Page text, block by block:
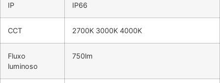
IP IP66
CCT 2700K 3000K 4000K
Fluxo
luminoso
750lm